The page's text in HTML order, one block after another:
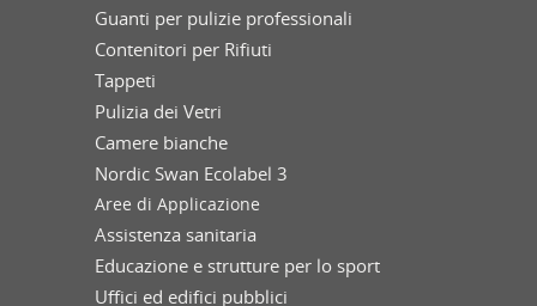
Guanti per pulizie professionali
Contenitori per Rifiuti
Tappeti
Pulizia dei Vetri
Camere bianche
Nordic Swan Ecolabel 3
Aree di Applicazione
Assistenza sanitaria
Educazione e strutture per lo sport
Uffici ed edifici pubblici